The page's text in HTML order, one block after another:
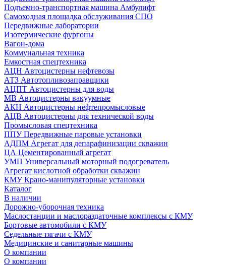
Подъемно-транспортная машина Амбулифт
Самоходная площадка обслуживания СПО
Передвижные лаборатории
Изотермические фургоны
Вагон-дома
Коммунальная техника
Емкостная спецтехника
АЦН Автоцистерны нефтевозы
АТЗ Автотопливозаправщики
АЦПТ Автоцистерны для воды
МВ Автоцистерны вакуумные
АКН Автоцистерны нефтепромысловые
АЦВ Автоцистерны для технической воды
Промысловая спецтехника
ППУ Передвижные паровые установки
АДПМ Агрегат для депарафинизации скважин
ЦА Цементированный агрегат
УМП Универсальный моторный подогреватель
Агрегат кислотной обработки скважин
КМУ Крано-манипуляторные установки
Каталог
В наличии
Дорожно-уборочная техника
Маслостанции и маслораздаточные комплексы с КМУ
Бортовые автомобили с КМУ
Седельные тягачи с КМУ
Медицинские и санитарные машины
О компании
О компании